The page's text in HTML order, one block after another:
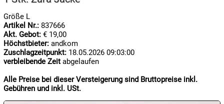

Größe L
Artikel Nr.: 837666
Akt. Gebot: € 19,00
Höchstbieter: andkom
Zuschlagzeitpunkt: 18.05.2026 09:03:00
verbleibende Zeit abgelaufen
Alle Preise bei dieser Versteigerung sind Bruttopreise inkl.
Gebühren und inkl. USt.